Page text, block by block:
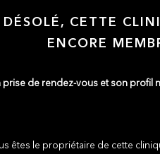
DÉSOLÉ, CETTE
ENCORE
prise de rendez-vous et son profil
êtes le propriétaire de cette